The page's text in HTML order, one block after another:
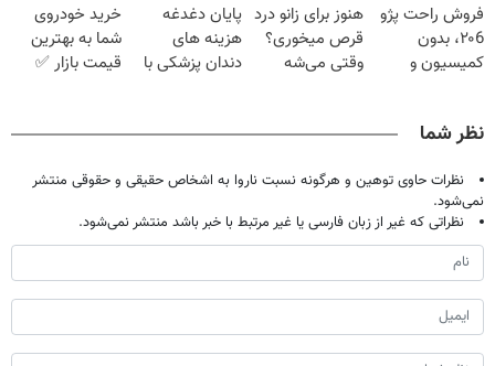
میلیون تومان!!!
فقط ۲۵ میلیون
فروش راحت پژو
۲۰6، بدون
کمیسیون و
هنوز برای زانو درد
قرص میخوری؟
وقتی می‌شه
پایان دغدغه
هزینه های
دندان پزشکی با
خرید خودروی
شما به بهترین
قیمت بازار ✅
نظر شما
نظرات حاوی توهین و هرگونه نسبت ناروا به اشخاص حقیقی و حقوقی منتشر
نمی‌شود.
نظراتی که غیر از زبان فارسی یا غیر مرتبط با خبر باشد منتشر نمی‌شود.